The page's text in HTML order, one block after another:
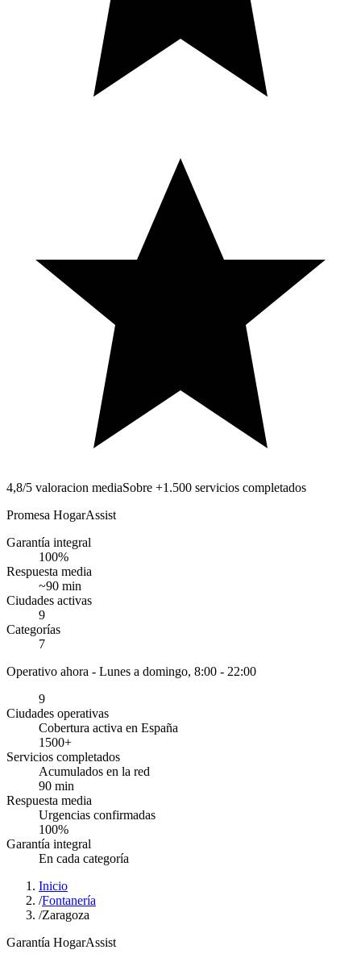
4,8/5 valoracion mediaSobre +1.500 servicios completados
Promesa HogarAssist
Garantía integral
100%
Respuesta media
~90 min
Ciudades activas
9
Categorías
7
Operativo ahora - Lunes a domingo, 8:00 - 22:00
9
Ciudades operativas
Cobertura activa en España
1500+
Servicios completados
Acumulados en la red
90 min
Respuesta media
Urgencias confirmadas
100%
Garantía integral
En cada categoría
Inicio
/Fontanería
/Zaragoza
Garantía HogarAssist